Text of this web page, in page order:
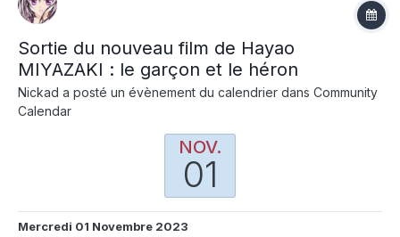
Sortie du nouveau film de Hayao
MIYAZAKI : le garçon et le héron
Nickad a posté un évènement du calendrier dans Community
Calendar
NOV.
01
Mercredi 01 Novembre 2023